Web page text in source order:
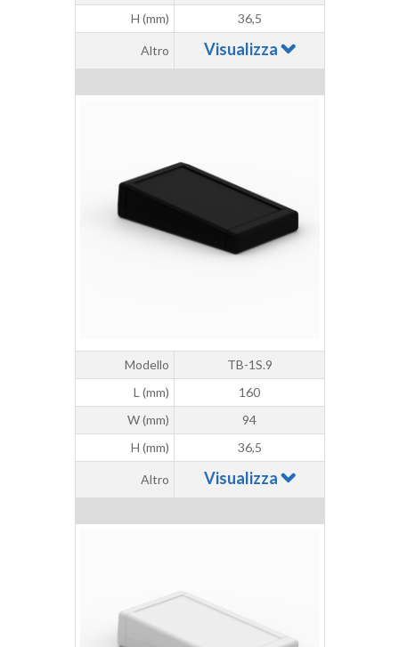
H (mm)
36,5
Altro Visualizza
Modello
TB-1S.9
L (mm)
160
W (mm)
94
H (mm)
36,5
Altro Visualizza